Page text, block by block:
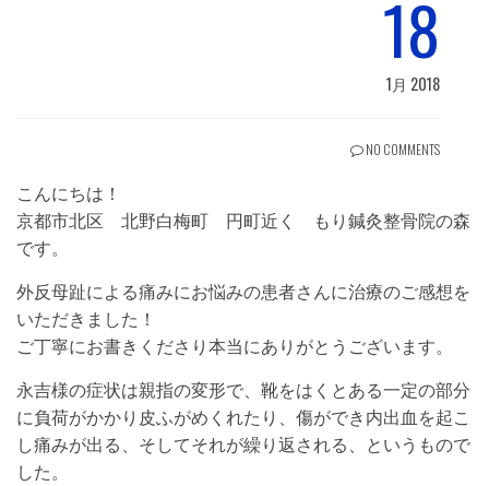
18
1月 2018
NO COMMENTS
こんにちは！
京都市北区 北野白梅町 円町近く もり鍼灸整骨院の森
です。
外反母趾による痛みにお悩みの患者さんに治療のご感想を
いただきました！
ご丁寧にお書きくださり本当にありがとうございます。
永吉様の症状は親指の変形で、靴をはくとある一定の部分
に負荷がかかり皮ふがめくれたり、傷ができ内出血を起こ
し痛みが出る、そしてそれが繰り返される、というもので
した。